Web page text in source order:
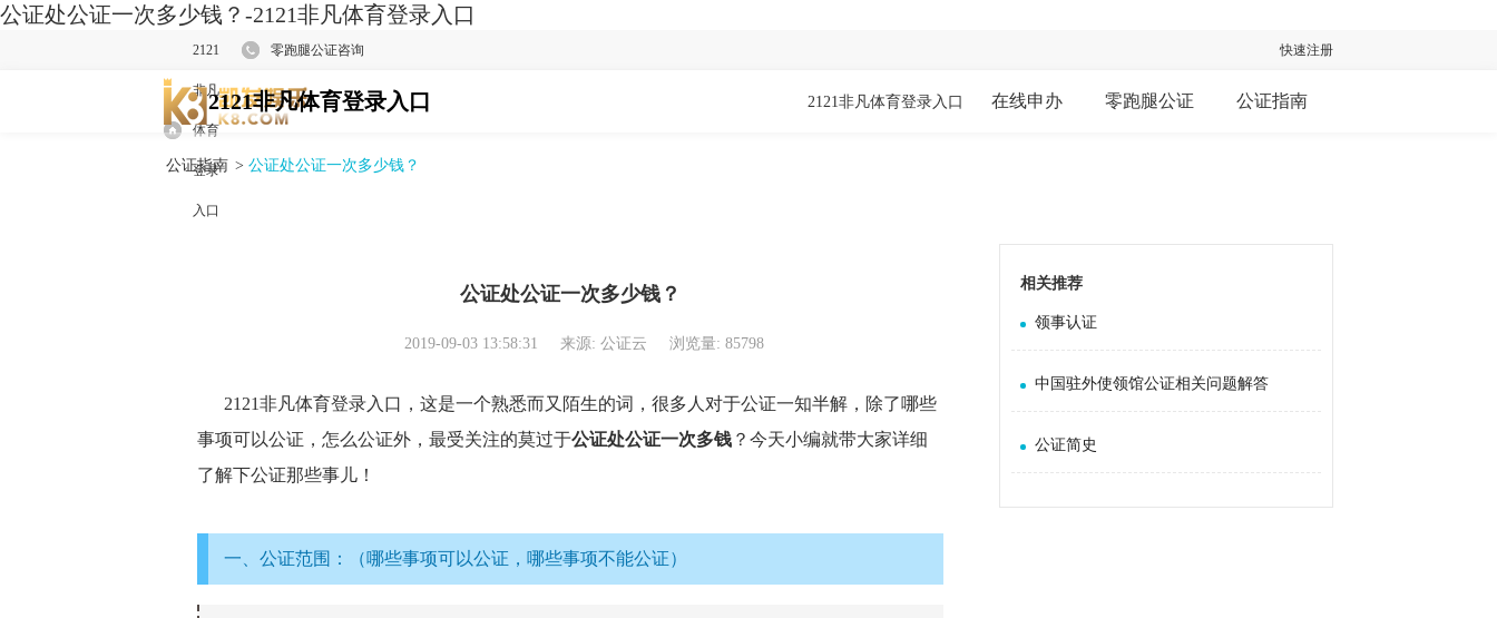
公证处公证一次多少钱？-2121非凡体育登录入口
2121
非凡
体育
登录
入口
零跑腿公证咨询 快速注册
2121非凡体育登录入口 2121非凡体育登录入口 在线申办 零跑腿公证 公证指南
公证指南 > 公证处公证一次多少钱？
公证处公证一次多少钱？
2019-09-03 13:58:31 来源: 公证云 浏览量: 85798
2121非凡体育登录入口 ，这是一个熟悉而又陌生的词，很多人对于公证一知半解，除了哪些
事项可以公证，怎么公证外，最受关注的莫过于公证处公证一次多钱 ？今天小编就带大家详细
了解下公证那些事儿！
一、公证范围：（哪些事项可以公证，哪些事项不能公证）
相关推荐
领事认证
中国驻外使领馆公证相关问题解答
公证简史